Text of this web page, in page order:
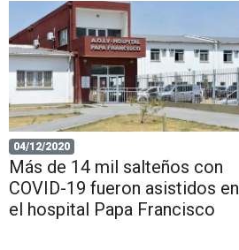
04/12/2020
Más de 14 mil salteños con
COVID-19 fueron asistidos en
el hospital Papa Francisco